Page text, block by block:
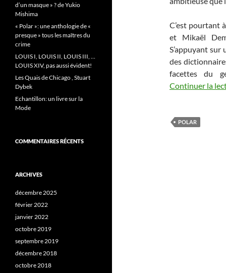
C’est pourtant
et Mikaël
S’appuyant
des
facettes du
Continuer la
POLAR
d’un masque » ? de Yukio
Mishima
« Polar »: une anthologie de «
presque » tous les maîtres du
crime
LOUIS I, LOUIS II, LOUIS III, …
LOUIS XIV, pas aussi évident!
Les Quais de Chicago , Stuart
Dybek
Echantillon: un livre sur la
Mode
COMMENTAIRES RÉCENTS
ARCHIVES
décembre 2025
février 2022
janvier 2022
octobre 2019
septembre 2019
décembre 2018
octobre 2018